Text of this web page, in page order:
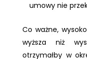
umowy nie
Co ważne,
wyższa niż
otrzymałby w